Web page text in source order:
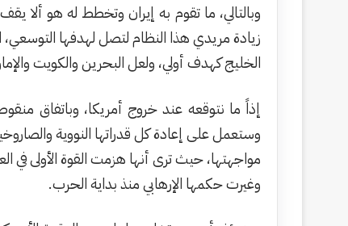
وبالتالي، ما تقوم به إيران وتخطط له هو ألا
زيادة مريدي هذا النظام لتصل لهدفها
الخليج كهدف أولي، ولعل البحرين والكويت
إذاً ما نتوقعه عند خروج أمريكا، وباتفاق
وستعمل على إعادة كل قدراتها النووية
مواجهتها، حيث ترى أنها هزمت القوة الأولى
وغيرت حكمها الإرهابي منذ بداية الحرب.